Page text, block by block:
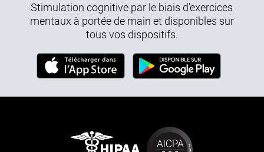
Stimulation cognitive par le biais d'exercices
mentaux à portée de main et disponibles sur
tous vos dispositifs.